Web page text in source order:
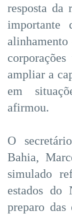
resposta da
importante
alinhamento
ampliar a
em
afirmou.
O
Bahia,
simulado
estados do
preparo das